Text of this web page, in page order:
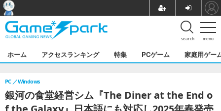
menu
search
ホーム アクセスランキング 特集 PCゲーム 家庭用ゲー
銀河の食堂経営シム『The Diner at the End o
PC Windows